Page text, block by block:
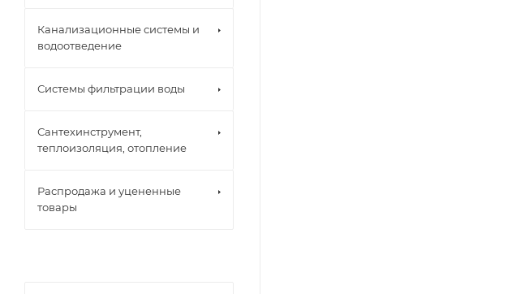
Канализационные системы и
водоотведение
Системы фильтрации воды
Сантехинструмент,
теплоизоляция, отопление
Распродажа и уцененные
товары